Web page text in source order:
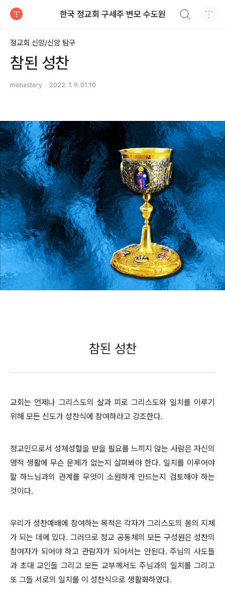
한국 정교회 구세주 변모 수도원
정교회 신앙/신앙 탐구
참된 성찬
monastery 2022. 1. 9. 01:10
참된 성찬
교회는 언제나 그리스도의 살과 피로 그리스도와 일치를 이루기
위해 모든 신도가 성찬식에 참여하라고 강조한다.
정교인으로서 성체성혈을 받을 필요를 느끼지 않는 사람은 자신의
영적 생활에 무슨 문제가 없는지 살펴봐야 한다. 일치를 이루어야
할 하느님과의 관계를 무엇이 소원하게 만드는지 검토해야 하는
것이다.
우리가 성찬예배에 참여하는 목적은 각자가 그리스도의 몸의 지체
가 되는 데에 있다. 그러므로 정교 공동체의 모든 구성원은 성찬의
참여자가 되어야 하고 관람자가 되어서는 안된다. 주님의 사도들
과 초대 교인들 그리고 모든 교부께서도 주님과의 일치를 그리고
또 그들 서로의 일치를 이 성찬식으로 생활화하였다.